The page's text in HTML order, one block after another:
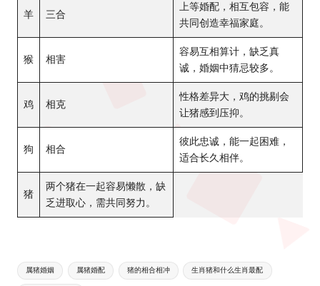
羊 三合
上等婚配，相互包容，能
共同创造幸福家庭。
猴 相害
容易互相算计，缺乏真
诚，婚姻中猜忌较多。
鸡 相克
性格差异大，鸡的挑剔会
让猪感到压抑。
狗 相合
彼此忠诚，能一起困难，
适合长久相伴。
猪
两个猪在一起容易懒散，缺
乏进取心，需共同努力。
Tags:
属猪婚姻 属猪婚配 猪的相合相冲 生肖猪和什么生肖最配